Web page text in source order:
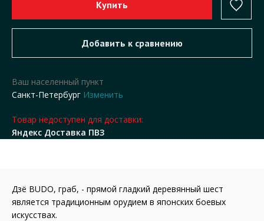
Ваш населенный пункт
Санкт-Петербург Изменить
Товар недоступен для доставки:
Яндекс Доставка ПВЗ
Дзё BUDO, граб, - прямой гладкий деревянный шест
является традиционным орудием в японских боевых
искусствах.